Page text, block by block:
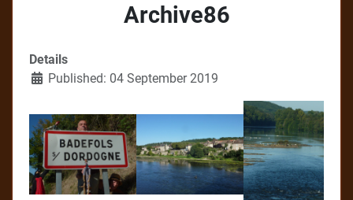
Archive86
Details
Published: 04 September 2019